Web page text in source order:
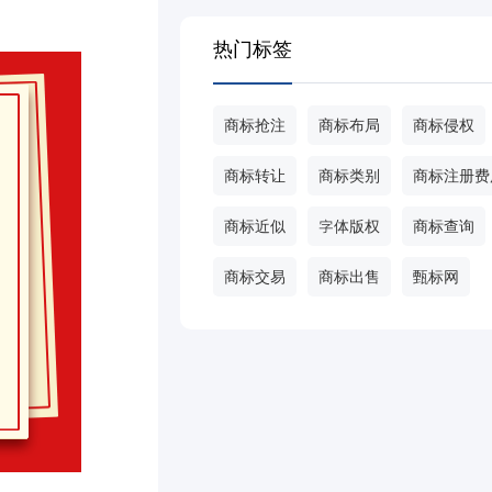
热门标签
商标抢注 商标布局 商标侵权
商标转让 商标类别 商标注册
商标近似 字体版权 商标查询
商标交易 商标出售 甄标网